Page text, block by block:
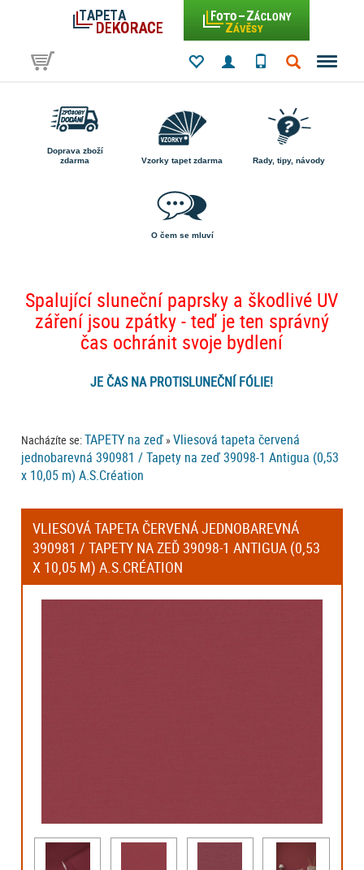
Doprava zboží
zdarma
Vzorky tapet zdarma Rady, tipy, návody
O čem se mluví
Spalující sluneční paprsky a škodlivé UV
záření jsou zpátky - teď je ten správný
čas ochránit svoje bydlení
JE ČAS NA PROTISLUNEČNÍ FÓLIE!
Nacházíte se:TAPETY na zeď »Vliesová tapeta červená
jednobarevná 390981 / Tapety na zeď 39098-1 Antigua (0,53
x 10,05 m) A.S.Création
VLIESOVÁ TAPETA ČERVENÁ JEDNOBAREVNÁ
390981 / TAPETY NA ZEĎ 39098-1 ANTIGUA (0,53
X 10,05 M) A.S.CRÉATION